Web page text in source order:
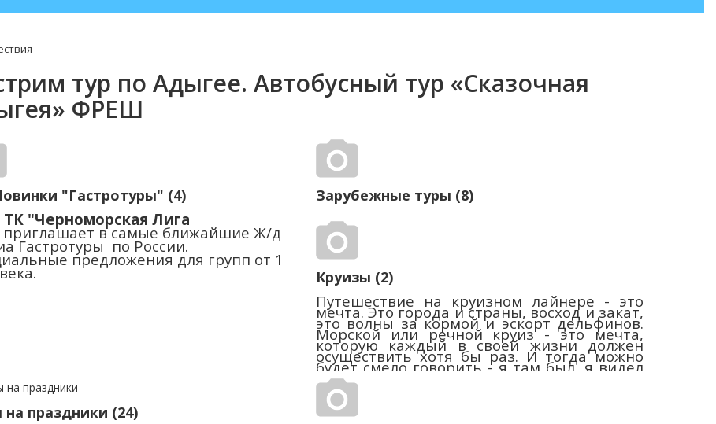
тур по Адыгее. Автобусный тур «Сказочная
ФРЕШ
"Гастротуры" (4)
"Черноморская Лига
приглашает в самые ближайшие Ж/д
Гастротуры по России.
предложения для групп от 1
Зарубежные туры (8)
Круизы (2)
Путешествие на круизном лайнере - это
мечта. Это города и страны, восход и закат,
это волны за кормой и эскорт дельфинов.
Морской или речной круиз - это мечта,
которую каждый в своей жизни должен
осуществить хотя бы раз. И тогда можно
будет смело говорить - я там был, я видел
этот огненный шар, я видел эти волны - и
это было
на праздники (24)